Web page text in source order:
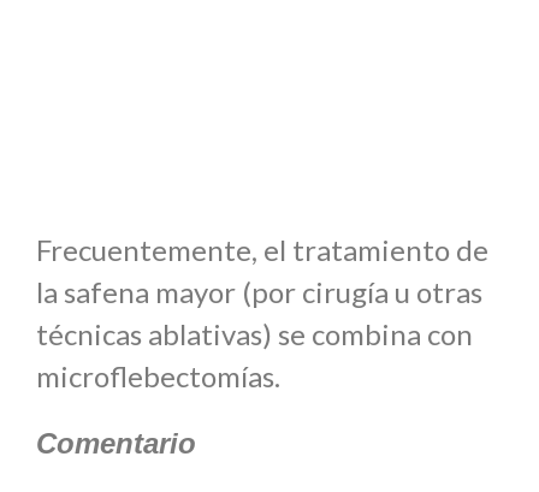
Frecuentemente, el tratamiento de
la safena mayor (por cirugía u otras
técnicas ablativas) se combina con
microflebectomías.
Comentario